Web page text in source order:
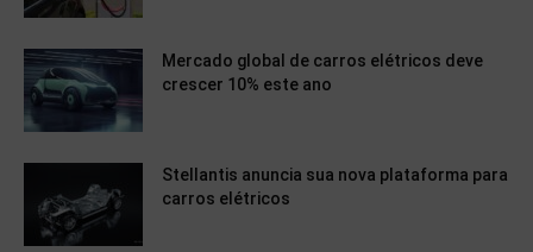
Mercado global de carros elétricos deve
crescer 10% este ano
Stellantis anuncia sua nova plataforma para
carros elétricos